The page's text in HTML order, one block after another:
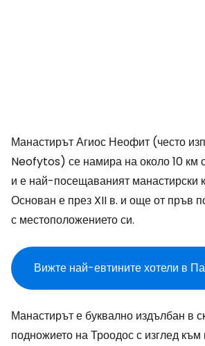
Манастирът Агиос Неофит (често
Neofytos) се намира на около 10 км
и е най-посещаваният манастирски
Основан е през XII в. и още от пръв
с местоположението си.
Вижте най-евтините хотели в
Манастирът е буквално издълбан в
подножието на Троодос с изглед